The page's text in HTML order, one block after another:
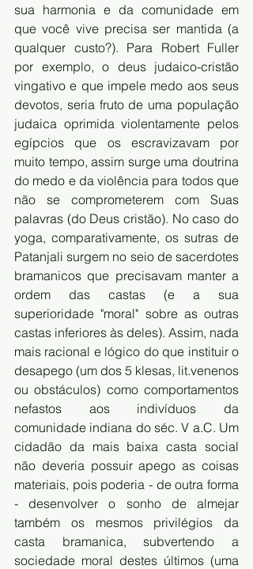
sua harmonia e da comunidade em
que você vive precisa ser mantida (a
qualquer custo?). Para Robert Fuller
por exemplo, o deus judaico-cristão
vingativo e que impele medo aos seus
devotos, seria fruto de uma população
judaica oprimida violentamente pelos
egípcios que os escravizavam por
muito tempo, assim surge uma doutrina
do medo e da violência para todos que
não se comprometerem com Suas
palavras (do Deus cristão). No caso do
yoga, comparativamente, os sutras de
Patanjali surgem no seio de sacerdotes
bramanicos que precisavam manter a
ordem das castas (e a sua
superioridade "moral" sobre as outras
castas inferiores às deles). Assim, nada
mais racional e lógico do que instituir o
desapego (um dos 5 klesas, lit.venenos
ou obstáculos) como comportamentos
nefastos aos indivíduos da
comunidade indiana do séc. V a.C. Um
cidadão da mais baixa casta social
não deveria possuir apego as coisas
materiais, pois poderia - de outra forma
- desenvolver o sonho de almejar
também os mesmos privilégios da
casta bramanica, subvertendo a
sociedade moral destes últimos (uma